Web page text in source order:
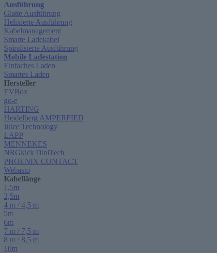
Ausführung
Glatte Ausführung
Helixierte Ausführung
Kabelmanagement
Smarte Ladekabel
Spiralisierte Ausführung
Mobile Ladestation
Einfaches Laden
Smartes Laden
Hersteller
EVBox
go-e
HARTING
Heidelberg AMPERFIED
Juice Technology
LAPP
MENNEKES
NRGkick DiniTech
PHOENIX CONTACT
Webasto
Kabellänge
1,5m
2,5m
4 m / 4,5 m
5m
6m
7 m / 7,5 m
8 m / 8,5 m
10m